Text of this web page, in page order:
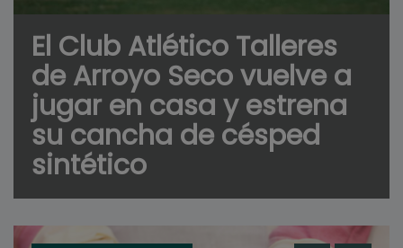
El Club Atlético Talleres
de Arroyo Seco vuelve a
jugar en casa y estrena
su cancha de césped
sintético